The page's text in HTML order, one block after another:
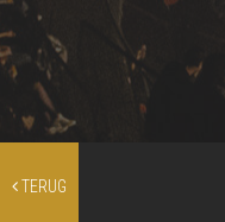
TERUG